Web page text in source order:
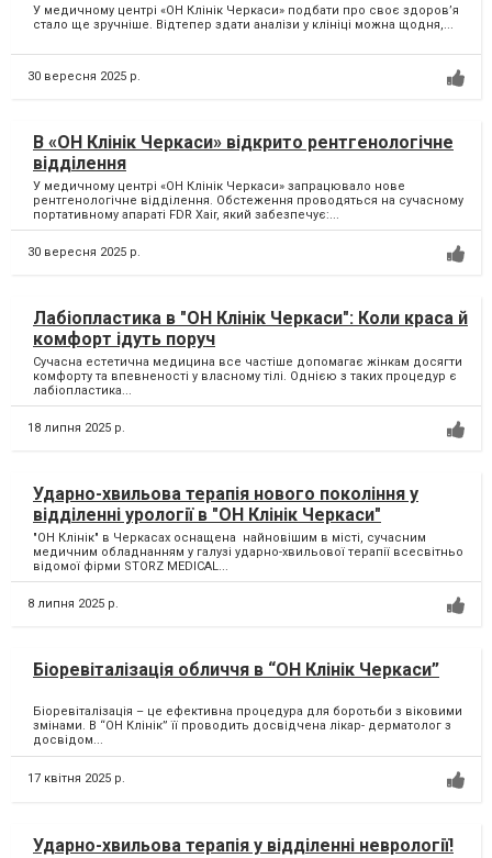
У медичному центрі «ОН Клінік Черкаси» подбати про своє здоров’я
стало ще зручніше. Відтепер здати аналізи у клініці можна щодня,...
30 вересня 2025 р.
В «ОН Клінік Черкаси» відкрито рентгенологічне
відділення
У медичному центрі «ОН Клінік Черкаси» запрацювало нове
рентгенологічне відділення. Обстеження проводяться на сучасному
портативному апараті FDR Xair, який забезпечує:...
30 вересня 2025 р.
Лабіопластика в "ОН Клінік Черкаси": Коли краса й
комфорт ідуть поруч
Сучасна естетична медицина все частіше допомагає жінкам досягти
комфорту та впевненості у власному тілі. Однією з таких процедур є
лабіопластика...
18 липня 2025 р.
Ударно-хвильова терапія нового покоління у
відділенні урології в "ОН Клінік Черкаси"
"ОН Клінік" в Черкасах оснащена найновішим в місті, сучасним
медичним обладнанням у галузі ударно-хвильової терапії всесвітньо
відомої фірми STORZ MEDICAL...
8 липня 2025 р.
Біоревіталізація обличчя в “ОН Клінік Черкаси”
Біоревіталізація – це ефективна процедура для боротьби з віковими
змінами. В “ОН Клінік” її проводить досвідчена лікар- дерматолог з
досвідом...
17 квітня 2025 р.
Ударно-хвильова терапія у відділенні неврології!